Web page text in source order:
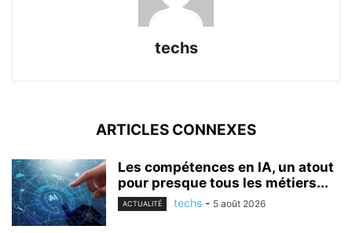
techs
ARTICLES CONNEXES
Les compétences en IA, un atout
pour presque tous les métiers...
ACTUALITÉ techs - 5 août 2026